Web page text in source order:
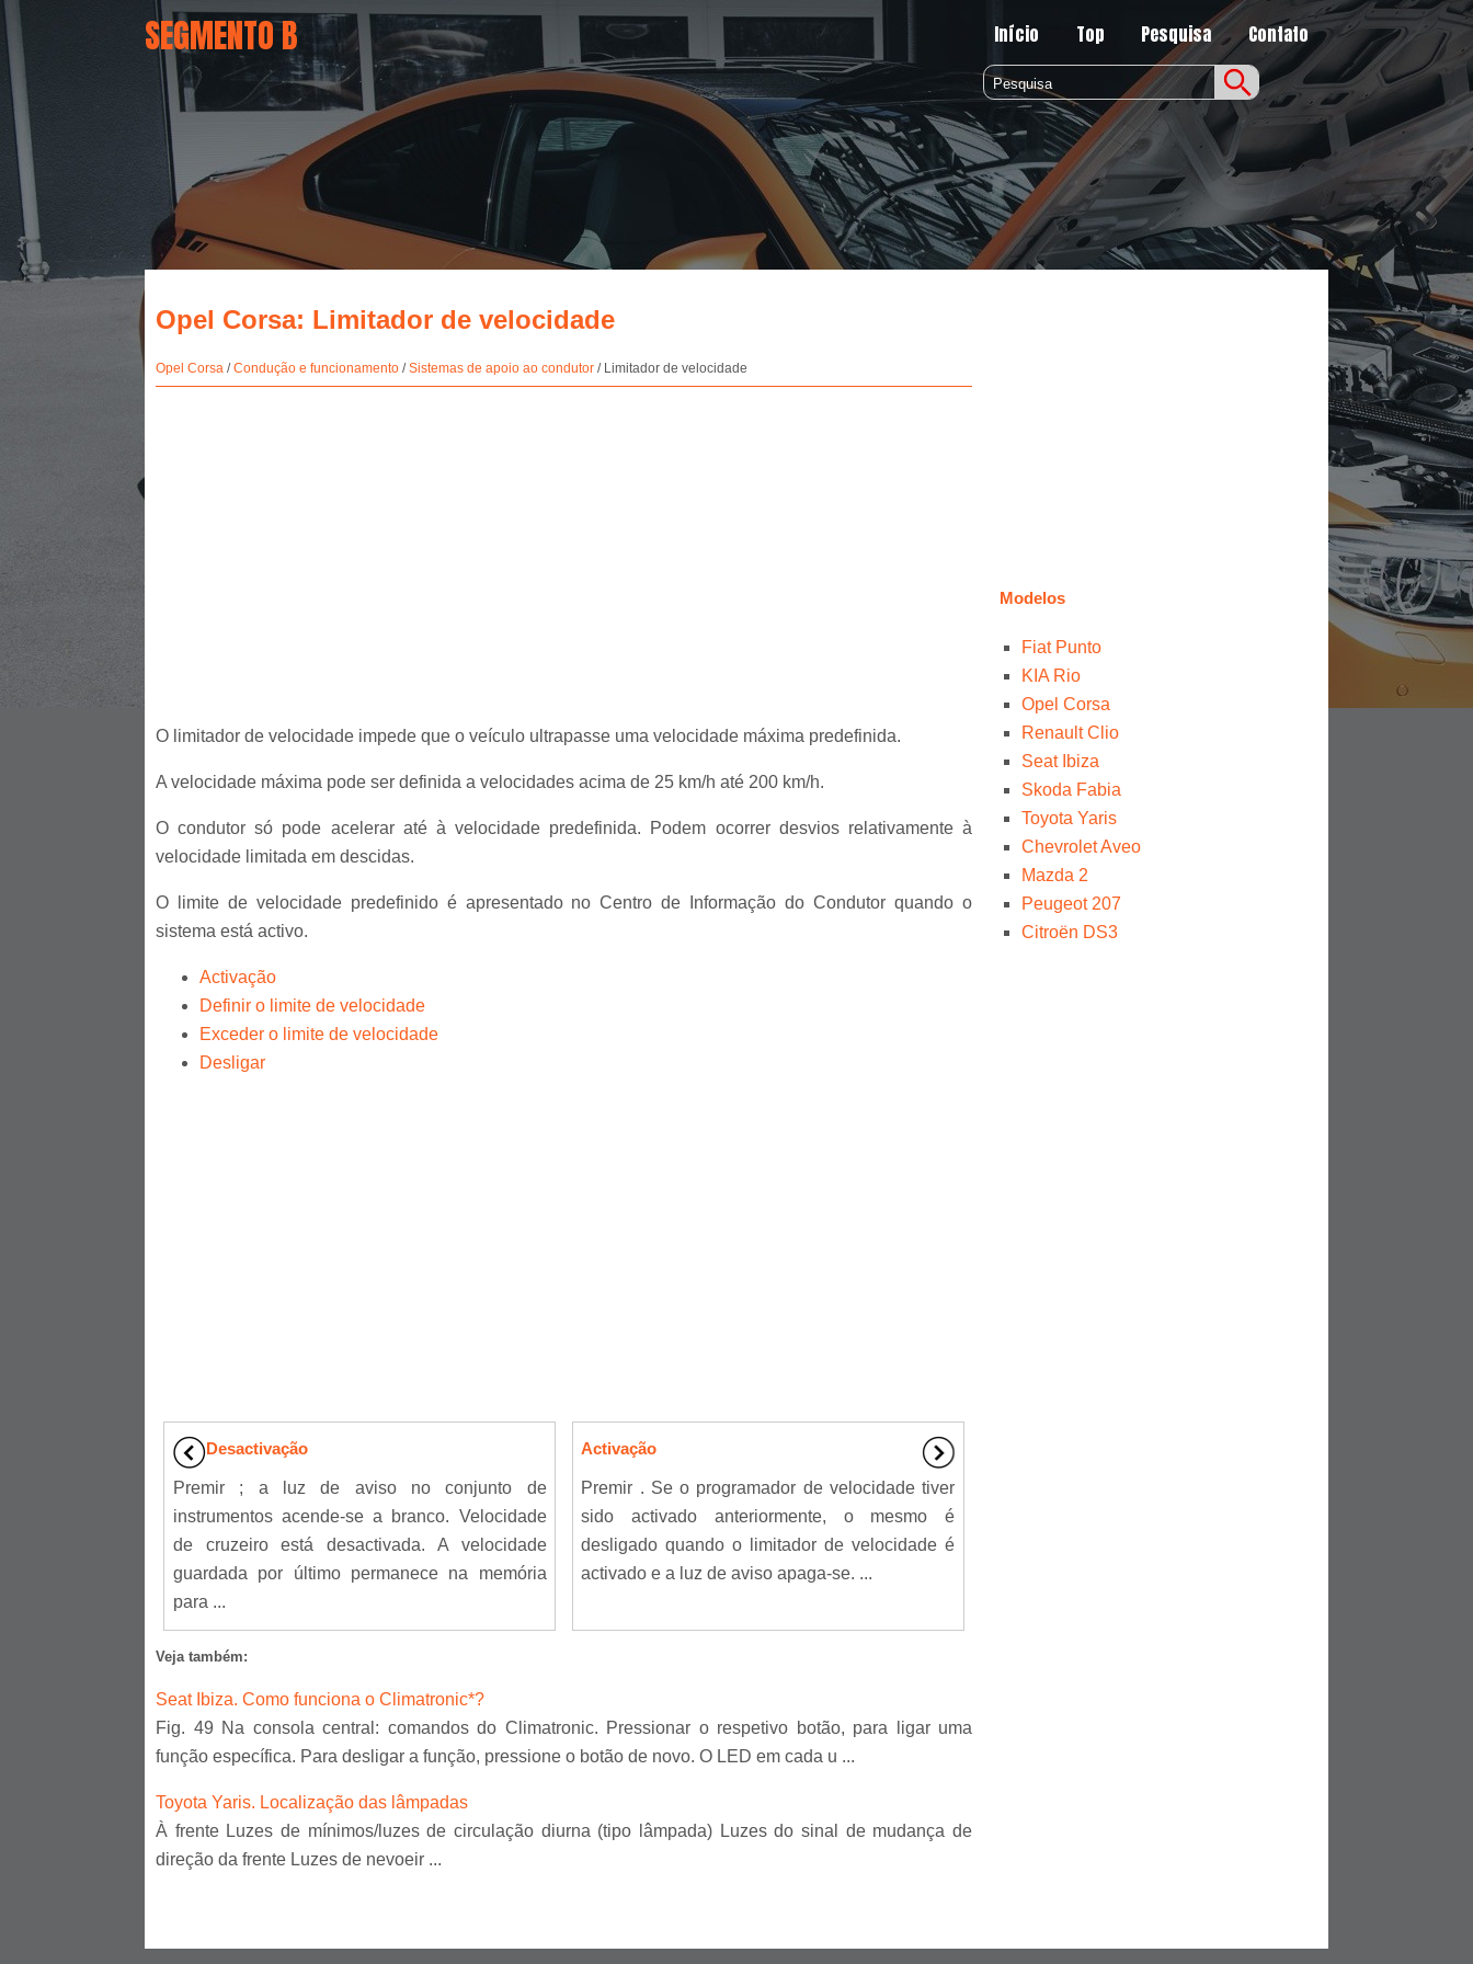
SEGMENTO B Início Top Pesquisa Contato
Opel Corsa: Limitador de velocidade
Opel Corsa /Condução e funcionamento /Sistemas de apoio ao condutor / Limitador de velocidade
O limitador de velocidade impede que o veículo ultrapasse uma velocidade máxima predefinida.
A velocidade máxima pode ser definida a velocidades acima de 25 km/h até 200 km/h.
O condutor só pode acelerar até à velocidade predefinida. Podem ocorrer desvios relativamente à
velocidade limitada em descidas.
O limite de velocidade predefinido é apresentado no Centro de Informação do Condutor quando o
sistema está activo.
Activação
Definir o limite de velocidade
Exceder o limite de velocidade
Desligar
Desactivação
Premir ; a luz de aviso no conjunto de
instrumentos acende-se a branco. Velocidade
de cruzeiro está desactivada. A velocidade
guardada por último permanece na memória
para ...
Activação
Premir . Se o programador de velocidade tiver
sido activado anteriormente, o mesmo é
desligado quando o limitador de velocidade é
activado e a luz de aviso apaga-se. ...
Veja também:
Seat Ibiza. Como funciona o Climatronic*?
Fig. 49 Na consola central: comandos do Climatronic. Pressionar o respetivo botão, para ligar uma
função específica. Para desligar a função, pressione o botão de novo. O LED em cada u ...
Toyota Yaris. Localização das lâmpadas
À frente Luzes de mínimos/luzes de circulação diurna (tipo lâmpada) Luzes do sinal de mudança de
direção da frente Luzes de nevoeir ...
Modelos
Fiat Punto
KIA Rio
Opel Corsa
Renault Clio
Seat Ibiza
Skoda Fabia
Toyota Yaris
Chevrolet Aveo
Mazda 2
Peugeot 207
Citroën DS3